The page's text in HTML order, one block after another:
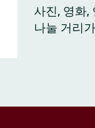
사진, 영화,
나눌 거리